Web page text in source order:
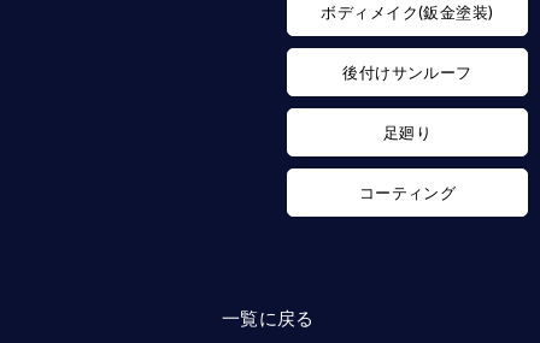
ボディメイク(鈑金塗装)
後付けサンルーフ
足廻り
コーティング
一覧に戻る